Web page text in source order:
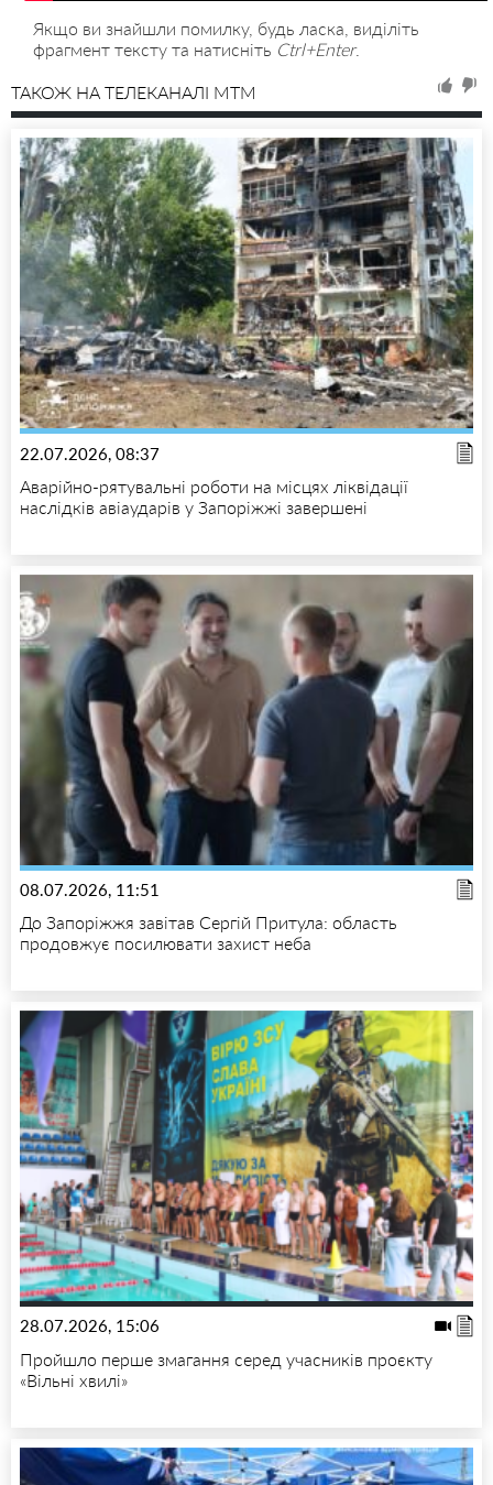
Якщо ви знайшли помилку, будь ласка, виділіть
фрагмент тексту та натисніть Ctrl+Enter.
ТАКОЖ НА ТЕЛЕКАНАЛІ MTM
22.07.2026, 08:37
Аварійно-рятувальні роботи на місцях ліквідації
наслідків авіаударів у Запоріжжі завершені
08.07.2026, 11:51
До Запоріжжя завітав Сергій Притула: область
продовжує посилювати захист неба
28.07.2026, 15:06
Пройшло перше змагання серед учасників проєкту
«Вільні хвилі»